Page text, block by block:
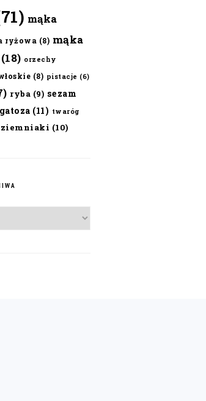
mąka
ryżowa (8) mąka
(18) orzechy
(8) pistacje (6)
ryba (9) sezam
(11) twaróg
ziemniaki (10)